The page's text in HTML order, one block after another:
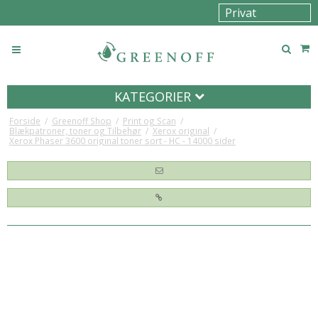
KATEGORIER
Forside / Greenoff Shop / Print og Scan /
Blækpatroner, toner og Tilbehør / Xerox original /
Xerox Phaser 3600 original toner sort - HC - 14000 sider